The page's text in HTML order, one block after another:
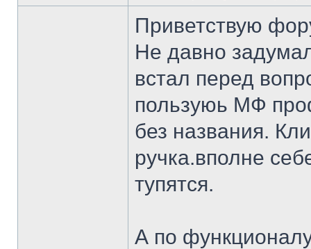
Приветствую
Не давно
встал перед
пользуюь МФ
без названия.
ручка.вполне
тупятся.
А по